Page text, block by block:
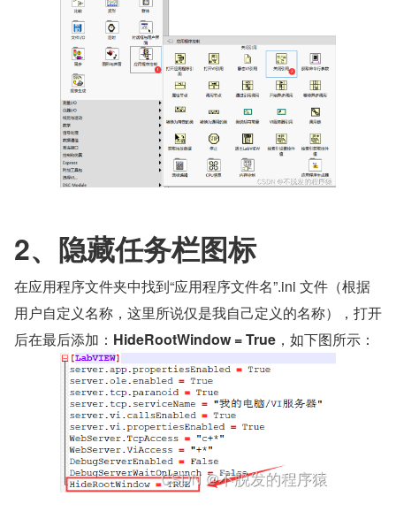
​2、隐藏任务栏图标
在应用程序文件夹中找到“应用程序文件名”.ini 文件（根据
用户自定义名称，这里所说仅是我自己定义的名称），打开
后在最后添加： HideRootWindow = True ，如下图所示：